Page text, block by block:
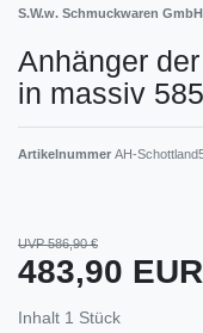
S.W.w. Schmuckwaren GmbH
Anhänger
in massiv
Artikelnummer AH-
UVP 586,90 €
483,90 EUR
Inhalt 1 Stück